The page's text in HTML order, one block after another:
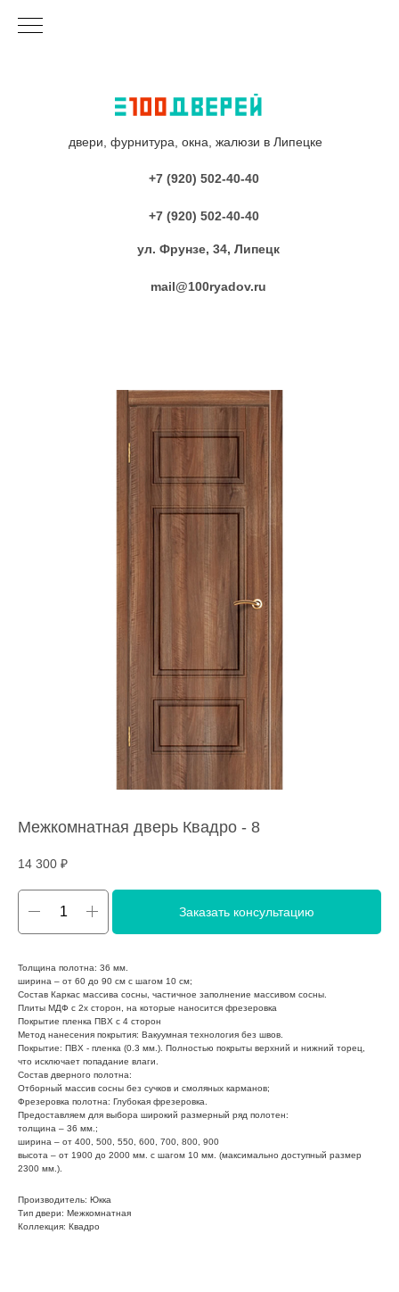
двери, фурнитура, окна, жалюзи в Липецке
+7 (920) 502-40-40
+7 (920) 502-40-40
ул. Фрунзе, 34, Липецк
mail@100ryadov.ru
Межкомнатная дверь Квадро - 8
14 300 ₽
Заказать консультацию
Толщина полотна: 36 мм.
ширина – от 60 до 90 см с шагом 10 см;
Состав Каркас массива сосны, частичное заполнение массивом сосны.
Плиты МДФ с 2х сторон, на которые наносится фрезеровка
Покрытие пленка ПВХ с 4 сторон
Метод нанесения покрытия: Вакуумная технология без швов.
Покрытие: ПВХ - пленка (0.3 мм.). Полностью покрыты верхний и нижний торец,
что исключает попадание влаги.
Состав дверного полотна:
Отборный массив сосны без сучков и смоляных карманов;
Фрезеровка полотна: Глубокая фрезеровка.
Предоставляем для выбора широкий размерный ряд полотен:
толщина – 36 мм.;
ширина – от 400, 500, 550, 600, 700, 800, 900
высота – от 1900 до 2000 мм. с шагом 10 мм. (максимально доступный размер
2300 мм.).
Производитель: Юкка
Тип двери: Межкомнатная
Коллекция: Квадро